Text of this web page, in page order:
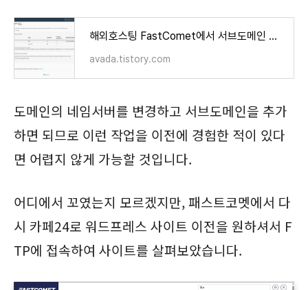
해외호스팅 FastComet에서 서브도메인 추가 및 SSL 인증서 설치하기
avada.tistory.com
도메인의 네임서버를 변경하고 서브도메인을 추가
하면 되므로 이런 작업을 이전에 경험한 적이 있다
면 어렵지 않게 가능할 것입니다.
어디에서 꼬였는지 모르겠지만, 패스트코멧에서 다
시 카페24로 워드프레스 사이트 이전을 원하셔서 F
TP에 접속하여 사이트를 살펴보았습니다.